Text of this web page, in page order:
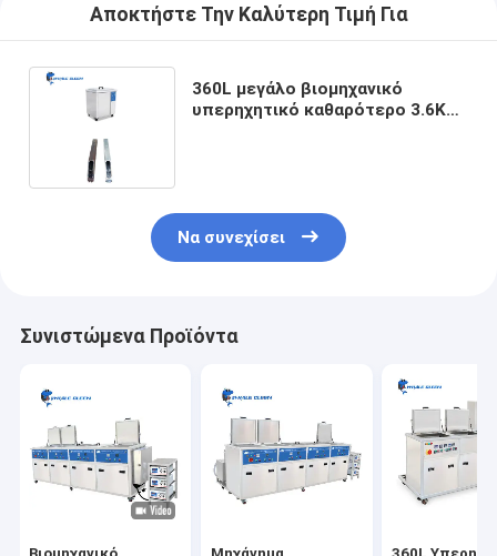
Αποκτήστε Την Καλύτερη Τιμή Για
360L μεγάλο βιομηχανικό
υπερηχητικό καθαρότερο 3.6KW
Να συνεχίσει
Συνιστώμενα Προϊόντα